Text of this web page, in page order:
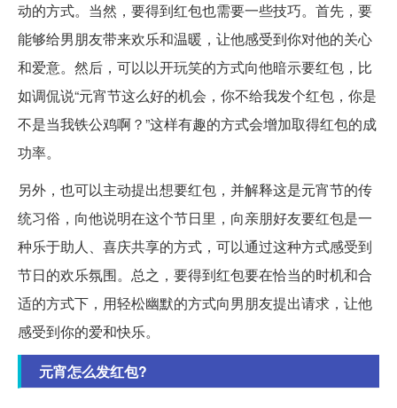
动的方式。当然，要得到红包也需要一些技巧。首先，要
能够给男朋友带来欢乐和温暖，让他感受到你对他的关心
和爱意。然后，可以以开玩笑的方式向他暗示要红包，比
如调侃说“元宵节这么好的机会，你不给我发个红包，你是
不是当我铁公鸡啊？”这样有趣的方式会增加取得红包的成
功率。
另外，也可以主动提出想要红包，并解释这是元宵节的传
统习俗，向他说明在这个节日里，向亲朋好友要红包是一
种乐于助人、喜庆共享的方式，可以通过这种方式感受到
节日的欢乐氛围。总之，要得到红包要在恰当的时机和合
适的方式下，用轻松幽默的方式向男朋友提出请求，让他
感受到你的爱和快乐。
元宵怎么发红包?